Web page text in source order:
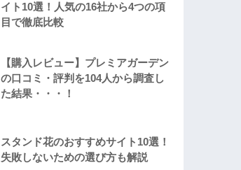
イト10選！人気の16社から4つの項
目で徹底比較
【購入レビュー】プレミアガーデン
の口コミ・評判を104人から調査し
た結果・・・！
スタンド花のおすすめサイト10選！
失敗しないための選び方も解説